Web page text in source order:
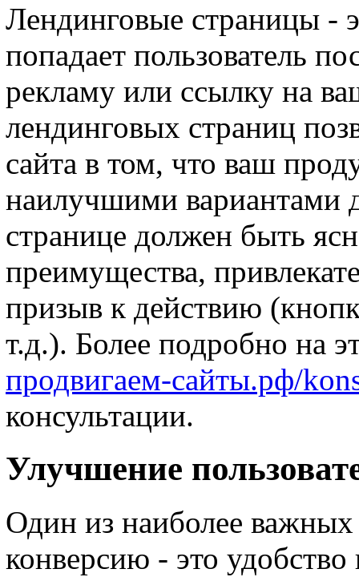
Лендинговые страницы -
попадает пользователь
рекламу или ссылку на
лендинговых страниц
сайта в том, что ваш
наилучшими вариантами
странице должен быть
преимущества,
призыв к действию
т.д.). Более подробно на
продвигаем-сайты.рф/
консультации.
Улучшение
Один из наиболее
конверсию - это удобство